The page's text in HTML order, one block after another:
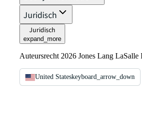
Juridisch
Juridisch
expand_more
Auteursrecht 2026 Jones Lang LaSalle
United Stateskeyboard_arrow_down